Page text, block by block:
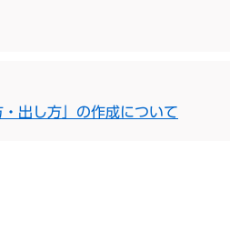
出し方」の作成について